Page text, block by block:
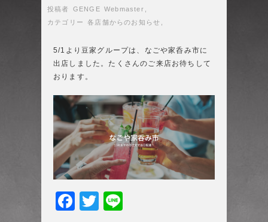
投稿者 GENGE Webmaster
カテゴリー各店舗からのお知らせ
5/1より豆家グループは、 なごや家呑み市に
出店しました。たくさんのご来店お待ちして
おります。
F
T